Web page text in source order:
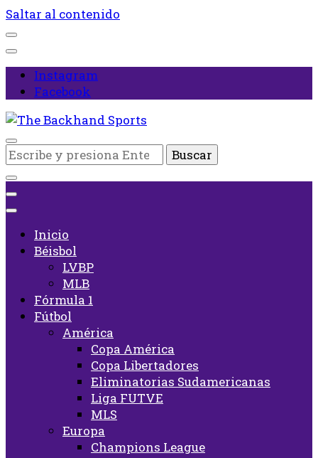
Saltar al contenido
Instagram
Facebook
The Backhand Sports
Inicio
¿Buscas
algo?
Inicio
Béisbol
LVBP
MLB
Fórmula 1
Fútbol
América
Copa América
Copa Libertadores
Eliminatorias Sudamericanas
Liga FUTVE
MLS
Europa
Champions League